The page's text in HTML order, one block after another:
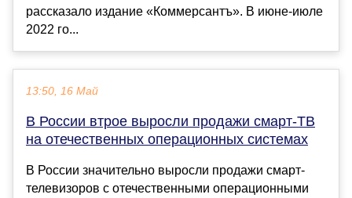
рассказало издание «Коммерсантъ». В июне-июле
2022 го...
13:50, 16 Май
В России втрое выросли продажи смарт-ТВ
на отечественных операционных системах
В России значительно выросли продажи смарт-
телевизоров с отечественными операционными